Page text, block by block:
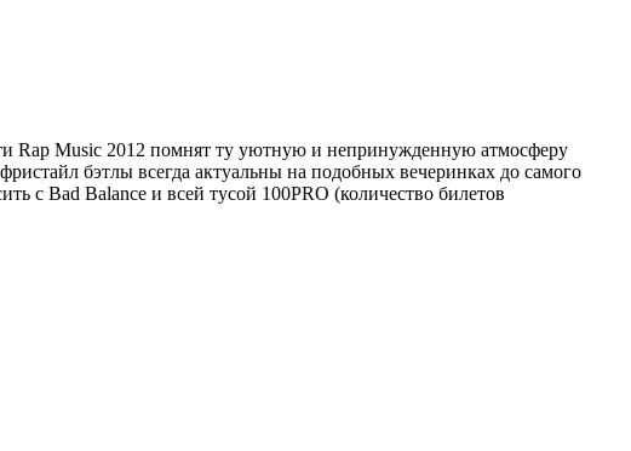
Rap Music 2012 помнят ту уютную и непринужденную атмосферу
бэтлы всегда актуальны на подобных вечеринках до самого
с Bad Balance и всей тусой 100PRO (количество билетов